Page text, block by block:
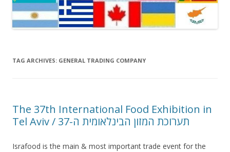
TAG ARCHIVES: GENERAL TRADING COMPANY
The 37th International Food Exhibition in
Tel Aviv / תערוכת המזון הבינלאומית ה-37
Israfood is the main & most important trade event for the